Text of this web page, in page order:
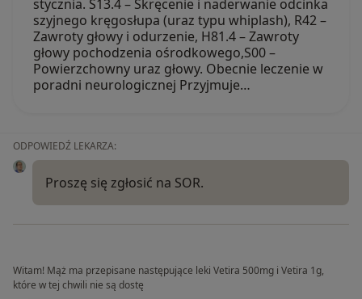
stycznia. S13.4 – Skręcenie i naderwanie odcinka
szyjnego kręgosłupa (uraz typu whiplash), R42 –
Zawroty głowy i odurzenie, H81.4 – Zawroty
głowy pochodzenia ośrodkowego,S00 –
Powierzchowny uraz głowy. Obecnie leczenie w
poradni neurologicznej Przyjmuje…
ODPOWIEDŹ LEKARZA:
Proszę się zgłosić na SOR.
Witam! Mąż ma przepisane następujące leki Vetira 500mg i Vetira 1g,
które w tej chwili nie są dostę